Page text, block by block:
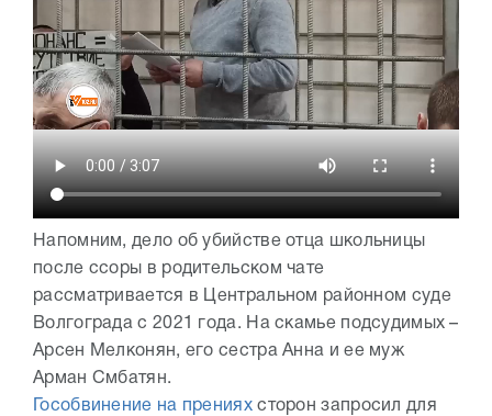
Напомним, дело об убийстве отца школьницы
после ссоры в родительском чате
рассматривается в Центральном районном суде
Волгограда с 2021 года. На скамье подсудимых –
Арсен Мелконян, его сестра Анна и ее муж
Арман Смбатян.
Гособвинение на пренияхсторон запросил для